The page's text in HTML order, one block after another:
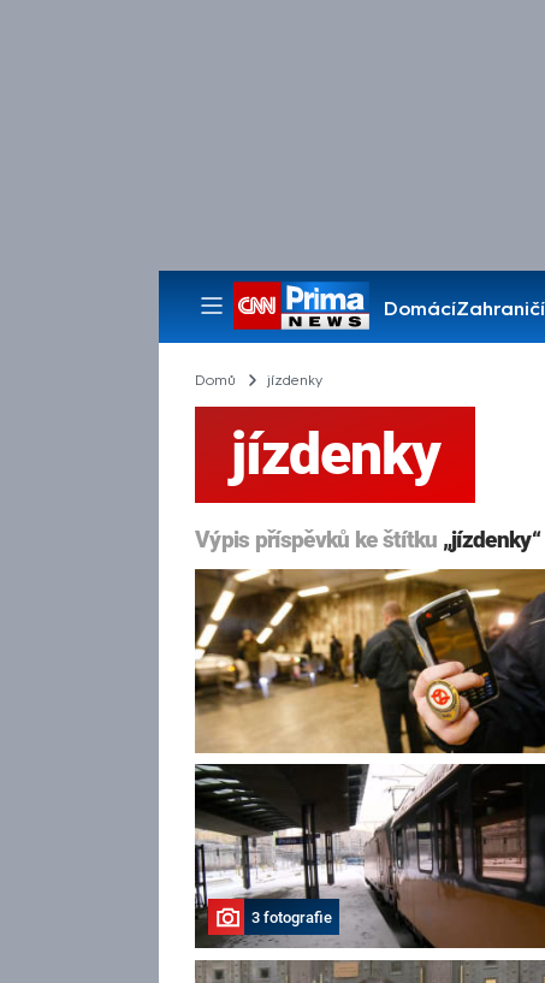
DomácíZahraničí
Pořady
Domů jízdenky
jízdenky
Výpis příspěvků ke štítku „jízdenky“
3 fotografie